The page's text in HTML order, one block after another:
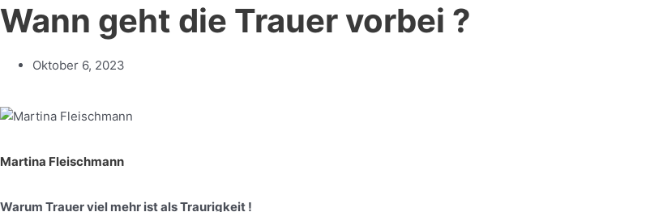
Wann geht die Trauer vorbei ?
Oktober 6, 2023
Martina Fleischmann
Warum Trauer viel mehr ist als Traurigkeit !